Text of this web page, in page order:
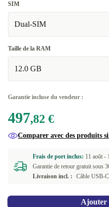
SIM
Dual-SIM
Taille de la RAM
12.0 GB
Garantie incluse du vendeur :
497,82 €
Comparer avec des produits
Frais de port inclus: 11 août -
Garantie de retour gratuit sous
Livraison incl. :
Câble USB-
Ajouter